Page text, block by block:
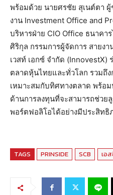
พร้อมด้วย นายศรชัย สุเนต์ตา
งาน Investment Office and
บริหารฝ่าย CIO Office ธนาค
ศิริกุล กรรมการผู้จัดการ สายง
เวสท์ เอกซ์ จำกัด (InnovestX)
ตลาดหุ้นไทยและทั่วโลก รวมถึ
เหมาะสมกับทิศทางตลาด พร้
ด้านการลงทุนที่จะสามารถช่ว
พอร์ตฟอลิโอได้อย่างมีประสิท
TAGS PRINSIDE SCB เอ